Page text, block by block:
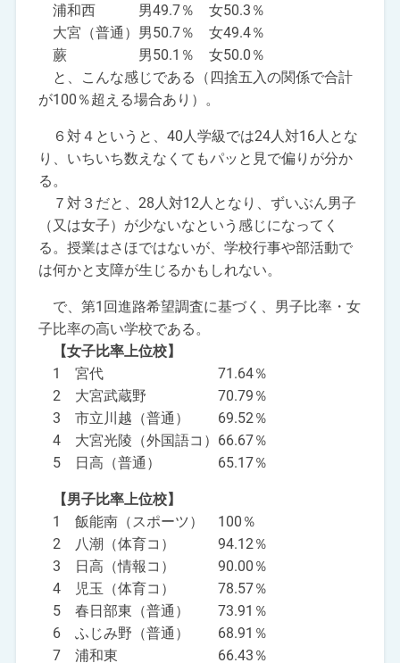
浦和西 男49.7％ 女50.3％
大宮（普通）男50.7％ 女49.4％
蕨 男50.1％ 女50.0％
と、こんな感じである（四捨五入の関係で合計
が100％超える場合あり）。
６対４というと、40人学級では24人対16人とな
り、いちいち数えなくてもパッと見で偏りが分か
る。
７対３だと、28人対12人となり、ずいぶん男子
（又は女子）が少ないなという感じになってく
る。授業はさほではないが、学校行事や部活動で
は何かと支障が生じるかもしれない。
で、第1回進路希望調査に基づく、男子比率・女
子比率の高い学校である。
【女子比率上位校】
1 宮代 71.64％
2 大宮武蔵野 70.79％
3 市立川越（普通） 69.52％
4 大宮光陵（外国語コ）66.67％
5 日高（普通） 65.17％
【男子比率上位校】
1 飯能南（スポーツ） 100％
2 八潮（体育コ） 94.12％
3 日高（情報コ） 90.00％
4 児玉（体育コ） 78.57％
5 春日部東（普通） 73.91％
6 ふじみ野（普通） 68.91％
7 浦和東 66.43％